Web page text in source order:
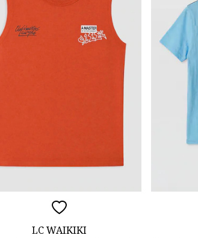
LC WAIKIKI